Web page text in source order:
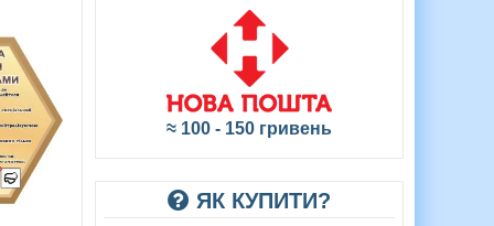
≈ 100 - 150 гривень
ЯК КУПИТИ?